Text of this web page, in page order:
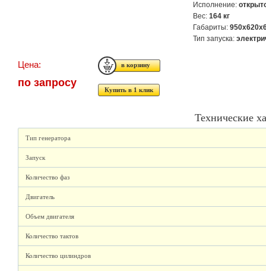
Исполнение:
Вес: 164 кг
Габариты:
Тип запуска:
Цена:
по запросу
Купить в 1 клик
Технические
Тип генератора
Запуск
Количество фаз
Двигатель
Объем двигателя
Количество тактов
Количество цилиндров